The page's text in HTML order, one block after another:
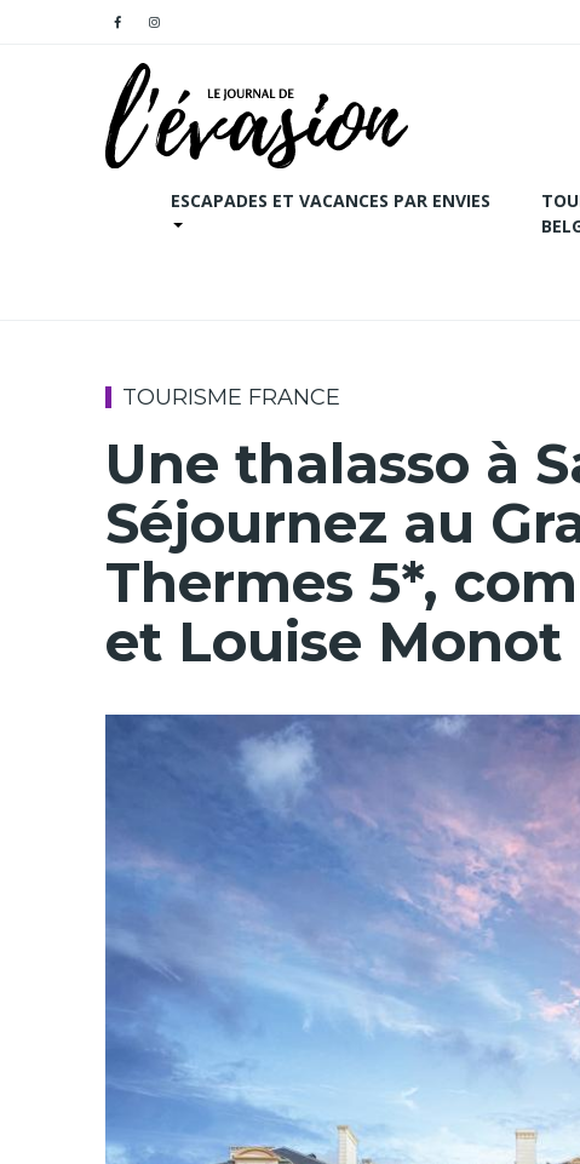
ESCAPADES ET VACANCES PAR ENVIES
TOURISME FRANCE
Une thalasso à
Séjournez au
Thermes 5*,
et Louise Monot